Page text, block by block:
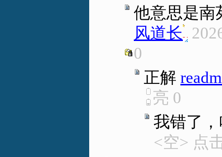
他意思是南
风道长.
0
正解
亮 0
我错了
<空> 点